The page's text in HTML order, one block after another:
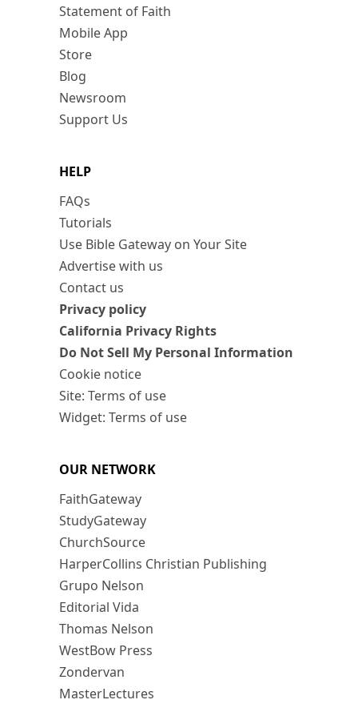
Statement of Faith
Mobile App
Store
Blog
Newsroom
Support Us
HELP
FAQs
Tutorials
Use Bible Gateway on Your Site
Advertise with us
Contact us
Privacy policy
California Privacy Rights
Do Not Sell My Personal Information
Cookie notice
Site: Terms of use
Widget: Terms of use
OUR NETWORK
FaithGateway
StudyGateway
ChurchSource
HarperCollins Christian Publishing
Grupo Nelson
Editorial Vida
Thomas Nelson
WestBow Press
Zondervan
MasterLectures